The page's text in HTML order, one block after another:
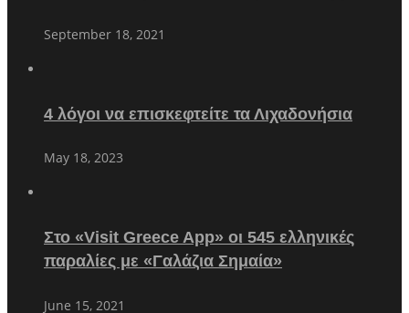
September 18, 2021
4 λόγοι να επισκεφτείτε τα Λιχαδονήσια
May 18, 2023
Στο «Visit Greece App» οι 545 ελληνικές
παραλίες με «Γαλάζια Σημαία»
June 15, 2021